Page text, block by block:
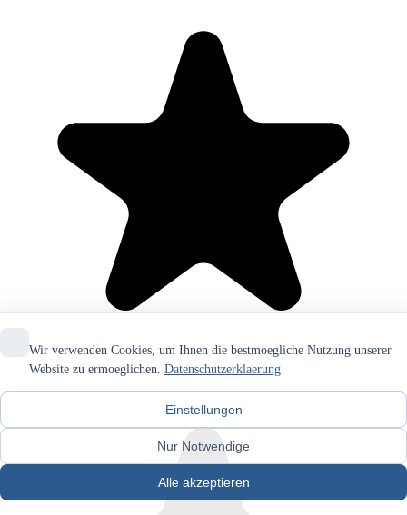
Wir verwenden Cookies, um Ihnen die bestmoegliche Nutzung unserer
Website zu ermoeglichen. Datenschutzerklaerung
Einstellungen
Nur Notwendige
Alle akzeptieren